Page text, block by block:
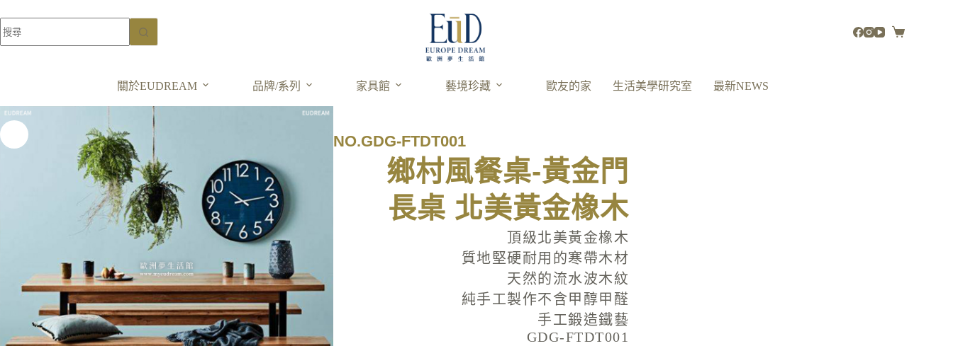
加入購物車
關於EUDREAM 品牌/系列 家具館 藝境珍藏 歐友的家 生活美學研究室 最新NEWS
NO.GDG-FTDT001
鄉村風餐桌-黃金門
長桌 北美黃金橡木
頂級北美黃金橡木
質地堅硬耐用的寒帶木材
天然的流水波木紋
純手工製作不含甲醇甲醛
手工鍛造鐵藝
GDG-FTDT001